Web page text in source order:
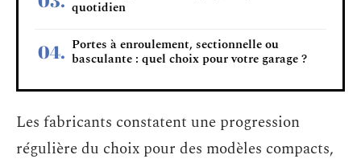
quotidien
Portes à enroulement, sectionnelle ou
basculante : quel choix pour votre garage ?
Les fabricants constatent une progression
régulière du choix pour des modèles compacts,